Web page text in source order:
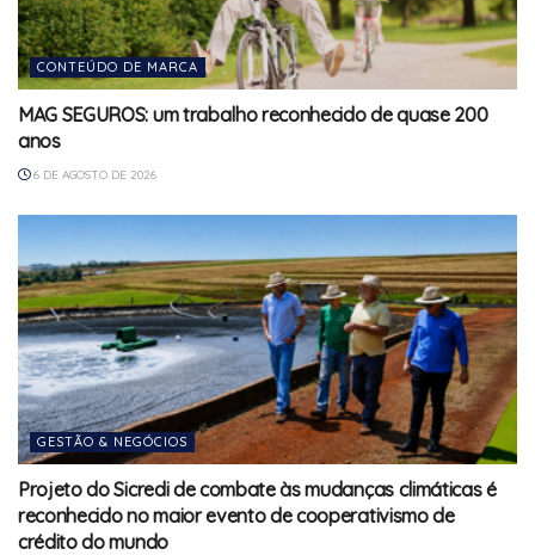
CONTEÚDO DE MARCA
MAG SEGUROS: um trabalho reconhecido de quase 200
anos
6 DE AGOSTO DE 2026
GESTÃO & NEGÓCIOS
Projeto do Sicredi de combate às mudanças climáticas é
reconhecido no maior evento de cooperativismo de
crédito do mundo